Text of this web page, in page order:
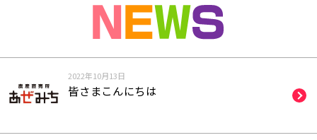
2022年10月13日
皆さまこんにちは️